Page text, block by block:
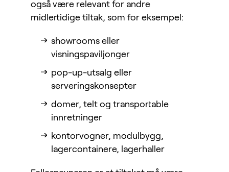
også være relevant for andre
midlertidige tiltak, som for eksempel:
showrooms eller
visningspaviljonger
pop-up-utsalg eller
serveringskonsepter
domer, telt og transportable
innretninger
kontorvogner, modulbygg,
lagercontainere, lagerhaller